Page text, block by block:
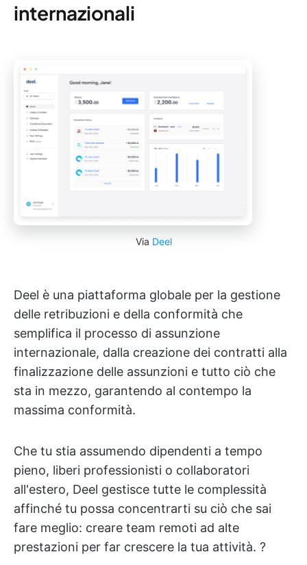
internazionali
Via Deel
Deel è una piattaforma globale per la gestione
delle retribuzioni e della conformità che
semplifica il processo di assunzione
internazionale, dalla creazione dei contratti alla
finalizzazione delle assunzioni e tutto ciò che
sta in mezzo, garantendo al contempo la
massima conformità.
Che tu stia assumendo dipendenti a tempo
pieno, liberi professionisti o collaboratori
all'estero, Deel gestisce tutte le complessità
affinché tu possa concentrarti su ciò che sai
fare meglio: creare team remoti ad alte
prestazioni per far crescere la tua attività. ?